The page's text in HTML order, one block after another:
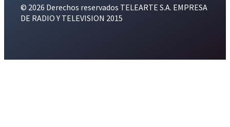
© 2026 Derechos reservados TELEARTE S.A. EMPRESA
DE RADIO Y TELEVISION 2015